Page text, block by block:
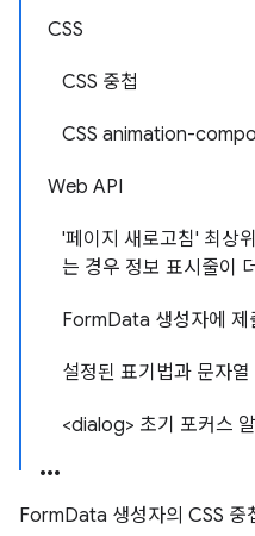
CSS
CSS 중첩
CSS animation-
Web API
'페이지 새로고침' 최상
는 경우 정보 표시줄이
FormData 생성자에 제
설정된 표기법과 문자
<dialog> 초기 포커스
FormData 생성자의 CSS